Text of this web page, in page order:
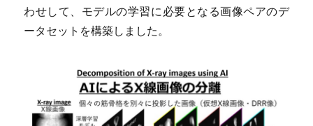
わせして、モデルの学習に必要となる画像ペアのデ
ータセットを構築しました。